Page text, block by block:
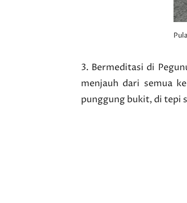
3. Bermeditasi di
menjauh dari semua
punggung bukit, di tepi